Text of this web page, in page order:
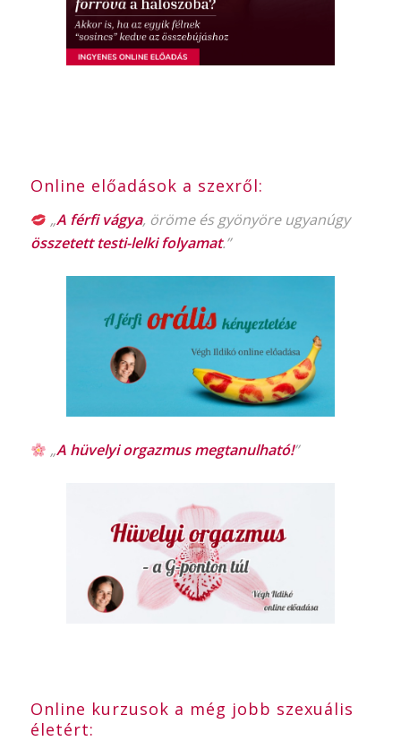
Online előadások a szexről:
„A férfi vágya, öröme és gyönyöre ugyanúgy
összetett testi-lelki folyamat.”
„A hüvelyi orgazmus megtanulható!”
Online kurzusok a még jobb szexuális
életért: